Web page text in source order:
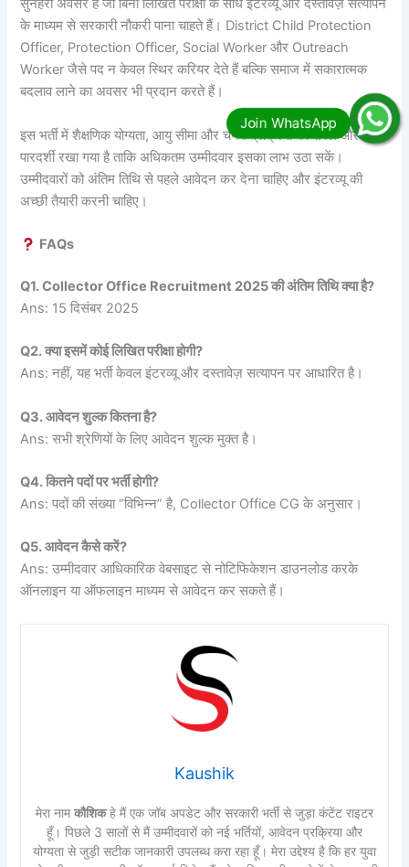
सुनहरा अवसर है जो बिना लिखित परीक्षा के सीधे इंटरव्यू और दस्तावेज़ सत्यापन
के माध्यम से सरकारी नौकरी पाना चाहते हैं। District Child Protection
Officer, Protection Officer, Social Worker और Outreach
Worker जैसे पद न केवल स्थिर करियर देते हैं बल्कि समाज में सकारात्मक
बदलाव लाने का अवसर भी प्रदान करते हैं।
इस भर्ती में शैक्षणिक योग्यता, आयु सीमा और चयन प्रक्रिया को सरल और
पारदर्शी रखा गया है ताकि अधिकतम उम्मीदवार इसका लाभ उठा सकें।
उम्मीदवारों को अंतिम तिथि से पहले आवेदन कर देना चाहिए और इंटरव्यू की
अच्छी तैयारी करनी चाहिए।
FAQs
Q1. Collector Office Recruitment 2025 की अंतिम तिथि क्या है?
Ans: 15 दिसंबर 2025
Q2. क्या इसमें कोई लिखित परीक्षा होगी?
Ans: नहीं, यह भर्ती केवल इंटरव्यू और दस्तावेज़ सत्यापन पर आधारित है।
Q3. आवेदन शुल्क कितना है?
Ans: सभी श्रेणियों के लिए आवेदन शुल्क मुक्त है।
Q4. कितने पदों पर भर्ती होगी?
Ans: पदों की संख्या “विभिन्न” है, Collector Office CG के अनुसार।
Q5. आवेदन कैसे करें?
Ans: उम्मीदवार आधिकारिक वेबसाइट से नोटिफिकेशन डाउनलोड करके
ऑनलाइन या ऑफलाइन माध्यम से आवेदन कर सकते हैं।
Kaushik
मेरा नामकौशिकहे मैं एक जॉब अपडेट और सरकारी भर्ती से जुड़ा कंटेंट राइटर
हूँ। पिछले 3 सालों से मैं उम्मीदवारों को नई भर्तियों, आवेदन प्रक्रिया और
योग्यता से जुड़ी सटीक जानकारी उपलब्ध करा रहा हूँ। मेरा उद्देश्य है कि हर युवा